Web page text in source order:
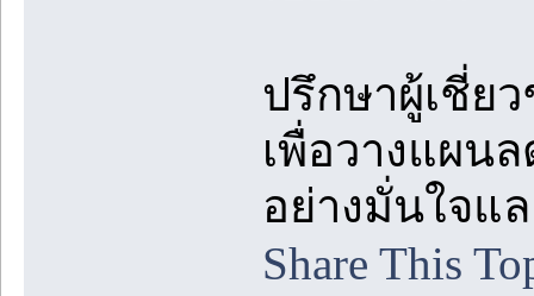
ปรึกษาผู้เชี่ย
เพื่อวางแผน
อย่างมั่นใจแ
Share This